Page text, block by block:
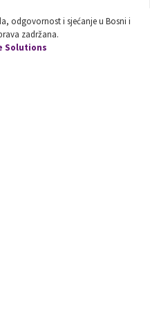
odgovornost i sjećanje u Bosni i
zadržana.
Solutions